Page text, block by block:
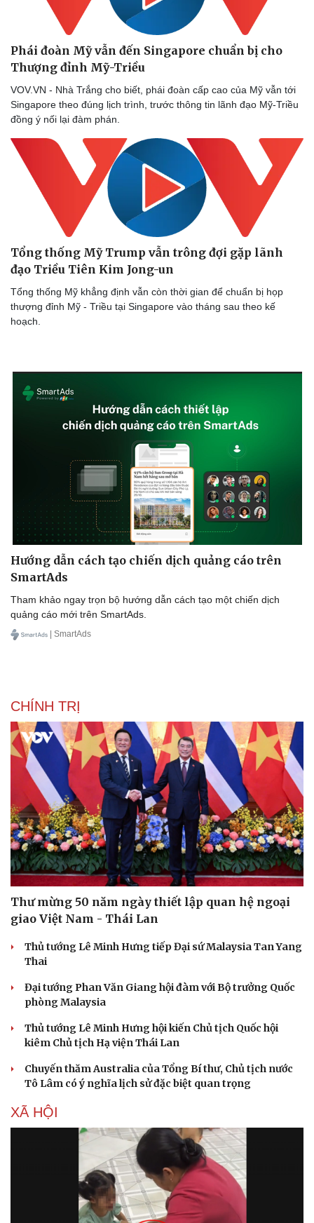
Nhi khoa
Nam khoa
Làm đẹp - giảm cân
Phòng mạch online
Ăn sạch sống khỏe
Văn hóa
Sân khấu - Điện ảnh
Âm nhạc
Di sản
Giải trí
Nghệ sĩ
Sao Việt
Phái đoàn Mỹ vẫn đến Singapore chuẩn bị cho
Thượng đỉnh Mỹ-Triều
VOV.VN - Nhà Trắng cho biết, phái đoàn cấp cao của Mỹ vẫn tới
Singapore theo đúng lịch trình, trước thông tin lãnh đạo Mỹ-Triều
đồng ý nối lại đàm phán.
Tổng thống Mỹ Trump vẫn trông đợi gặp lãnh
đạo Triều Tiên Kim Jong-un
Tổng thống Mỹ khẳng định vẫn còn thời gian để chuẩn bị họp
thượng đỉnh Mỹ - Triều tại Singapore vào tháng sau theo kế
hoạch.
Hướng dẫn cách tạo chiến dịch quảng cáo trên
SmartAds
Tham khảo ngay trọn bộ hướng dẫn cách tạo một chiến dịch
quảng cáo mới trên SmartAds.
| SmartAds
CHÍNH TRỊ
Thư mừng 50 năm ngày thiết lập quan hệ ngoại
giao Việt Nam - Thái Lan
Thủ tướng Lê Minh Hưng tiếp Đại sứ Malaysia Tan Yang
Thai
Đại tướng Phan Văn Giang hội đàm với Bộ trưởng Quốc
phòng Malaysia
Thủ tướng Lê Minh Hưng hội kiến Chủ tịch Quốc hội
kiêm Chủ tịch Hạ viện Thái Lan
Chuyến thăm Australia của Tổng Bí thư, Chủ tịch nước
Tô Lâm có ý nghĩa lịch sử đặc biệt quan trọng
XÃ HỘI